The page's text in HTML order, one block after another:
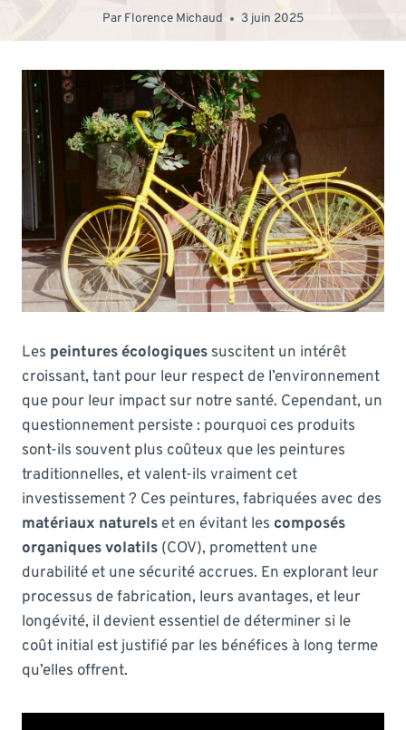
Par Florence Michaud 3 juin 2025
Les peintures écologiques suscitent un intérêt
croissant, tant pour leur respect de l’environnement
que pour leur impact sur notre santé. Cependant, un
questionnement persiste : pourquoi ces produits
sont-ils souvent plus coûteux que les peintures
traditionnelles, et valent-ils vraiment cet
investissement ? Ces peintures, fabriquées avec des
matériaux naturels et en évitant les composés
organiques volatils (COV), promettent une
durabilité et une sécurité accrues. En explorant leur
processus de fabrication, leurs avantages, et leur
longévité, il devient essentiel de déterminer si le
coût initial est justifié par les bénéfices à long terme
qu’elles offrent.